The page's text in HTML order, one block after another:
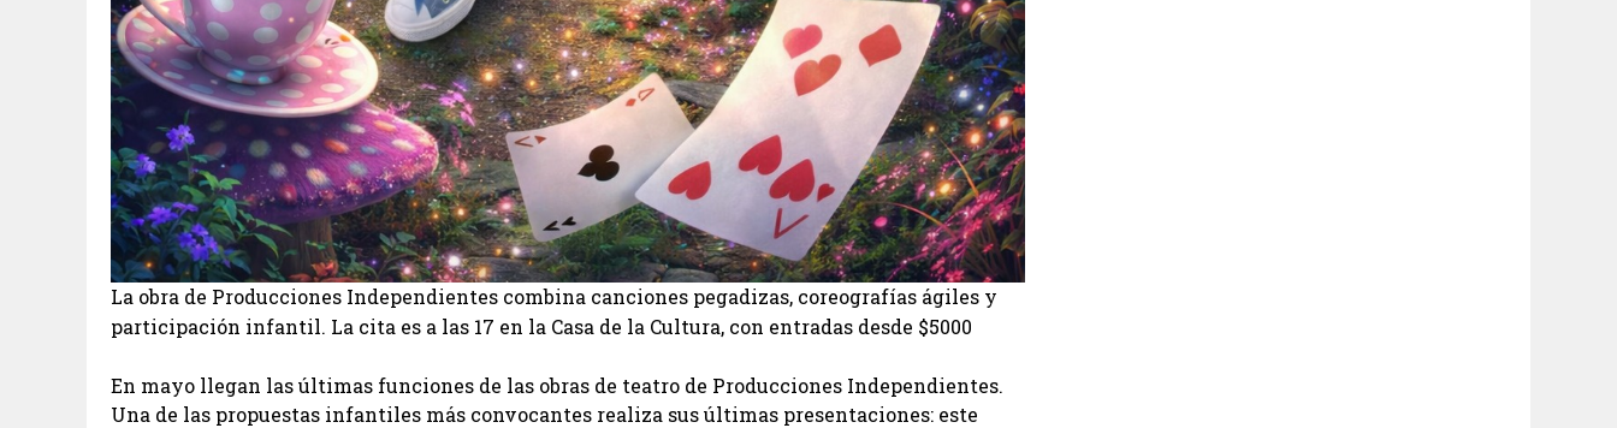
La obra de Producciones Independientes combina canciones pegadizas, coreografías ágiles y
participación infantil. La cita es a las 17 en la Casa de la Cultura, con entradas desde $5000
En mayo llegan las últimas funciones de las obras de teatro de Producciones Independientes.
Una de las propuestas infantiles más convocantes realiza sus últimas presentaciones: este